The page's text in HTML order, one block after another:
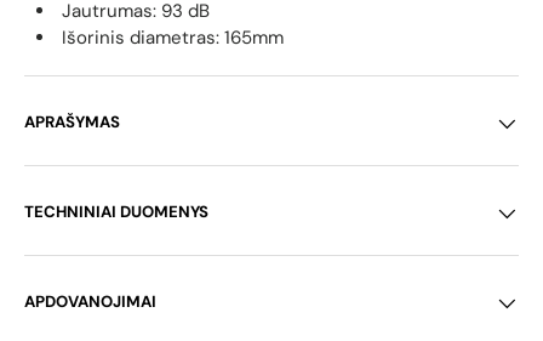
Jautrumas: 93 dB
Išorinis diametras: 165mm
APRAŠYMAS
TECHNINIAI DUOMENYS
APDOVANOJIMAI